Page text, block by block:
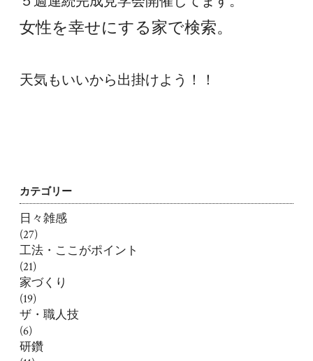
女性を幸せにする家で検索。
天気もいいから出掛けよう！！
カテゴリー
日々雑感
(27)
工法・ここがポイント
(21)
家づくり
(19)
ザ・職人技
(6)
研鑽